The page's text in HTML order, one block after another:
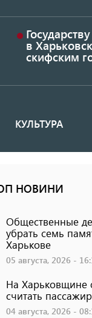
в
скифским
КУЛЬТУРА
НОВИНИ
Общественные
убрать семь
Харькове
05 августа, 2026 -
На Харьковщине
считать
04 августа, 2026 -